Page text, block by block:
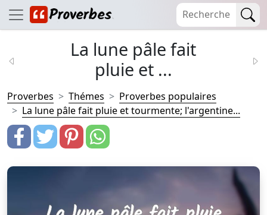
La lune pâle fait
pluie et ...
Proverbes Thémes
Proverbes populaires
La lune pâle fait pluie et tourmente; l'argentine...